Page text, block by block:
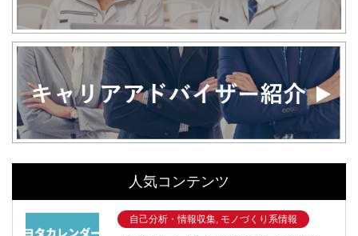
人気コンテンツ
自己分析・情報収集, モノづくり系情報